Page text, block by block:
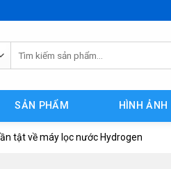
kiếm:
SẢN PHẨM HÌNH ẢNH
tật về máy lọc nước Hydrogen